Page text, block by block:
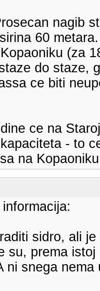
nagib
60
(za
do staze,
ce biti
ce na
- to
na
sidro, ali
su, prema
ni snega